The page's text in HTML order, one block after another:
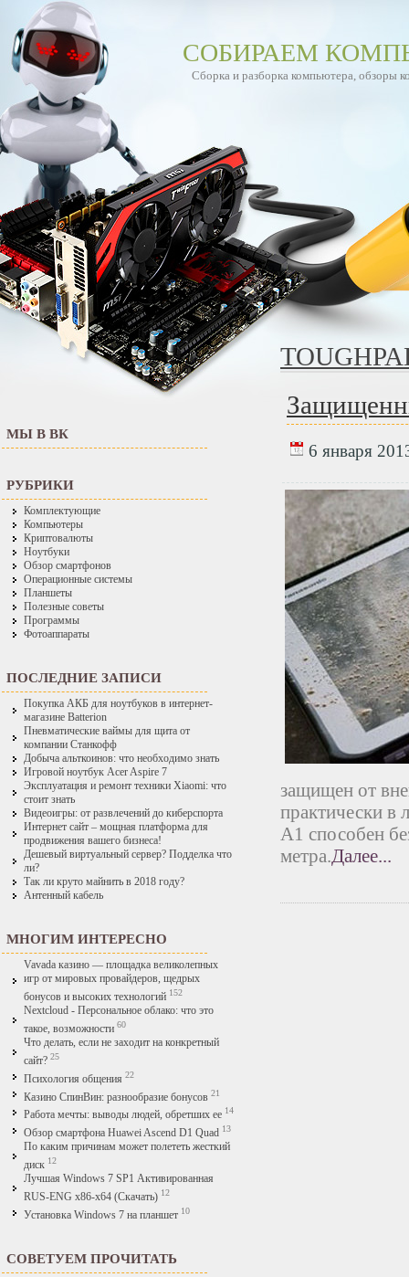
СОБИРАЕМ
Сборка и разборка компьютера, обзоры
МЫ В ВК
РУБРИКИ
Комплектующие
Компьютеры
Криптовалюты
Ноутбуки
Обзор смартфонов
Операционные системы
Планшеты
Полезные советы
Программы
Фотоаппараты
ПОСЛЕДНИЕ ЗАПИСИ
Покупка АКБ для ноутбуков в интернет-
магазине Batterion
Пневматические ваймы для щита от
компании Станкофф
Добыча альткоинов: что необходимо знать
Игровой ноутбук Acer Aspire 7
Эксплуатация и ремонт техники Xiaomi: что
стоит знать
Видеоигры: от развлечений до киберспорта
Интернет сайт – мощная платформа для
продвижения вашего бизнеса!
Дешевый виртуальный сервер? Подделка что
ли?
Так ли круто майнить в 2018 году?
Антенный кабель
МНОГИМ ИНТЕРЕСНО
Vavada казино — площадка великолепных
игр от мировых провайдеров, щедрых
бонусов и высоких технологий 152
Nextcloud - Персональное облако: что это
такое, возможности 60
Что делать, если не заходит на конкретный
сайт? 25
Психология общения 22
Казино СпинВин: разнообразие бонусов 21
Работа мечты: выводы людей, обретших ее 14
Обзор смартфона Huawei Ascend D1 Quad 13
По каким причинам может полететь жесткий
диск 12
Лучшая Windows 7 SP1 Активированная
RUS-ENG x86-x64 (Скачать) 12
Установка Windows 7 на планшет 10
СОВЕТУЕМ ПРОЧИТАТЬ
6 января
защищен от
практически в
A1 способен
метра.Далее...